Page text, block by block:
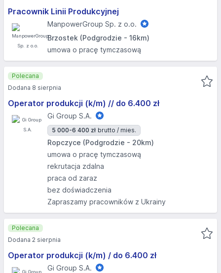
Pracownik Linii Produkcyjnej
ManpowerGroup Sp. z o.o.
Brzostek (Podgrodzie - 16km)
umowa o pracę tymczasową
Operator produkcji (k/m) // do 6.400 zł
Gi Group S.A.
5 000-6 400 zł brutto / mies.
Ropczyce (Podgrodzie - 20km)
umowa o pracę tymczasową
rekrutacja zdalna
praca od zaraz
bez doświadczenia
Zapraszamy pracowników z Ukrainy
Polecana
Dodana 8 sierpnia
Operator produkcji (k/m) / do 6.400 zł
Gi Group S.A.
Polecana
Dodana 2 sierpnia